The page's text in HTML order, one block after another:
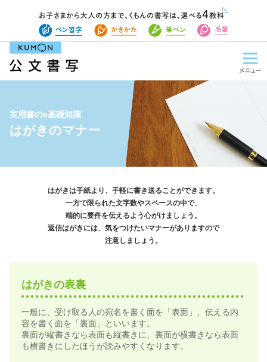
実用書のe基礎知識
はがきのマナー
はがきは手紙より、手軽に書き送ることができます。
一方で限られた文字数やスペースの中で、
端的に要件を伝えるよう心がけましょう。
返信はがきには、気をつけたいマナーがありますので
注意しましょう。
はがきの表裏
一般に、受け取る人の宛名を書く面を「表面」、伝える内
容を書く面を「裏面」といいます。
裏面が縦書きなら表面も縦書きに、裏面が横書きなら表面
も横書きにしたほうが読みやすくなります。